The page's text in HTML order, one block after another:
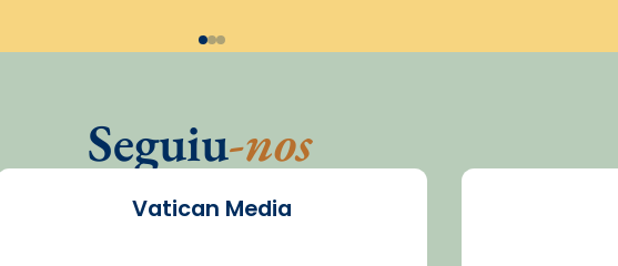
Seguiu-nos
Vatican Media